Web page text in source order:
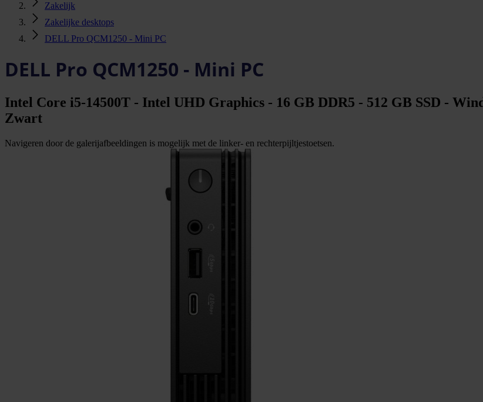
Zakelijk
Zakelijke desktops
DELL Pro QCM1250 - Mini PC
DELL Pro QCM1250 - Mini PC
Intel Core i5-14500T - Intel UHD Graphics - 16 GB DDR5 - 512 GB SSD -
Zwart
Navigeren door de galerijafbeeldingen is mogelijk met de linker- en rechterpijltjestoetsen.